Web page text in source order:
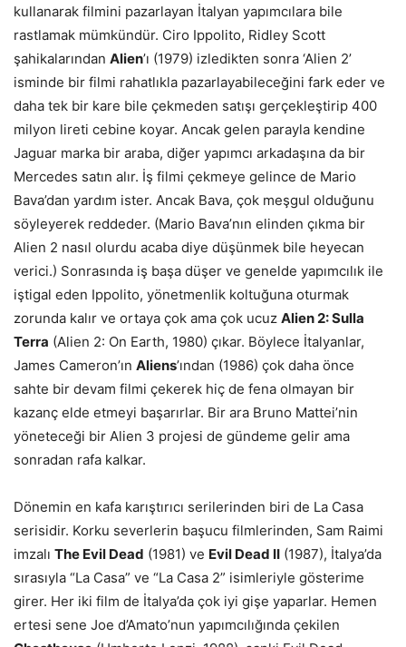
kullanarak filmini pazarlayan İtalyan yapımcılara bile
rastlamak mümkündür. Ciro Ippolito, Ridley Scott
şahikalarından Alien’ı (1979) izledikten sonra ‘Alien 2’
isminde bir filmi rahatlıkla pazarlayabileceğini fark eder ve
daha tek bir kare bile çekmeden satışı gerçekleştirip 400
milyon lireti cebine koyar. Ancak gelen parayla kendine
Jaguar marka bir araba, diğer yapımcı arkadaşına da bir
Mercedes satın alır. İş filmi çekmeye gelince de Mario
Bava’dan yardım ister. Ancak Bava, çok meşgul olduğunu
söyleyerek reddeder. (Mario Bava’nın elinden çıkma bir
Alien 2 nasıl olurdu acaba diye düşünmek bile heyecan
verici.) Sonrasında iş başa düşer ve genelde yapımcılık ile
iştigal eden Ippolito, yönetmenlik koltuğuna oturmak
zorunda kalır ve ortaya çok ama çok ucuz Alien 2: Sulla
Terra (Alien 2: On Earth, 1980) çıkar. Böylece İtalyanlar,
James Cameron’ın Aliens’ından (1986) çok daha önce
sahte bir devam filmi çekerek hiç de fena olmayan bir
kazanç elde etmeyi başarırlar. Bir ara Bruno Mattei’nin
yöneteceği bir Alien 3 projesi de gündeme gelir ama
sonradan rafa kalkar.
Dönemin en kafa karıştırıcı serilerinden biri de La Casa
serisidir. Korku severlerin başucu filmlerinden, Sam Raimi
imzalı The Evil Dead (1981) ve Evil Dead II (1987), İtalya’da
sırasıyla “La Casa” ve “La Casa 2” isimleriyle gösterime
girer. Her iki film de İtalya’da çok iyi gişe yaparlar. Hemen
ertesi sene Joe d’Amato’nun yapımcılığında çekilen